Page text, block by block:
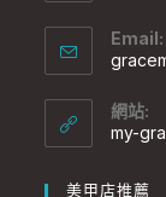
Email:
網站:
my-
美甲店推薦